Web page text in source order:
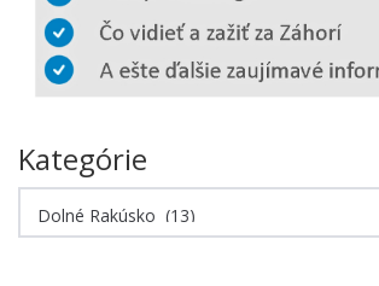
Kategórie